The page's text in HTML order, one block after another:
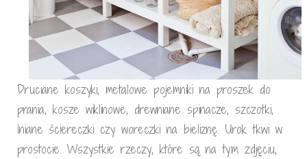
Druciane koszyki, metalowe pojemniki na proszek do
prania, kosze wiklinowe, drewniane spinacze, szczotki,
lniane ściereczki czy woreczki na bieliznę. Urok tkwi w
prostocie. Wszystkie rzeczy, które są na tym zdjęciu,